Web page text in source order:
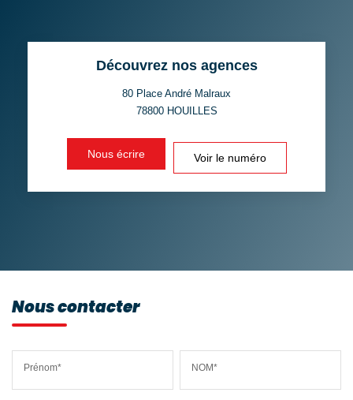
PART DES MÉNAGES SANS
VOITURE
ECOLES ET CRÈCHES
Découvrez nos agences
80 Place André Malraux
78800 HOUILLES
Nous écrire Voir le numéro
Nous contacter
Prénom* NOM*